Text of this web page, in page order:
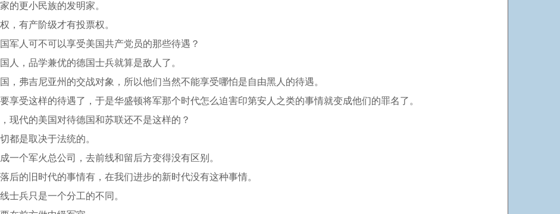
的更小民族的发明家。
，有产阶级才有投票权。
军人可不可以享受美国共产党员的那些待遇？
人，品学兼优的德国士兵就算是敌人了。
，弗吉尼亚州的交战对象，所以他们当然不能享受哪怕是自由黑人的待遇。
享受这样的待遇了，于是华盛顿将军那个时代怎么迫害印第安人之类的事情就变成他们的罪名了。
现代的美国对待德国和苏联还不是这样的？
都是取决于法统的。
一个军火总公司，去前线和留后方变得没有区别。
后的旧时代的事情有，在我们进步的新时代没有这种事情。
士兵只是一个分工的不同。